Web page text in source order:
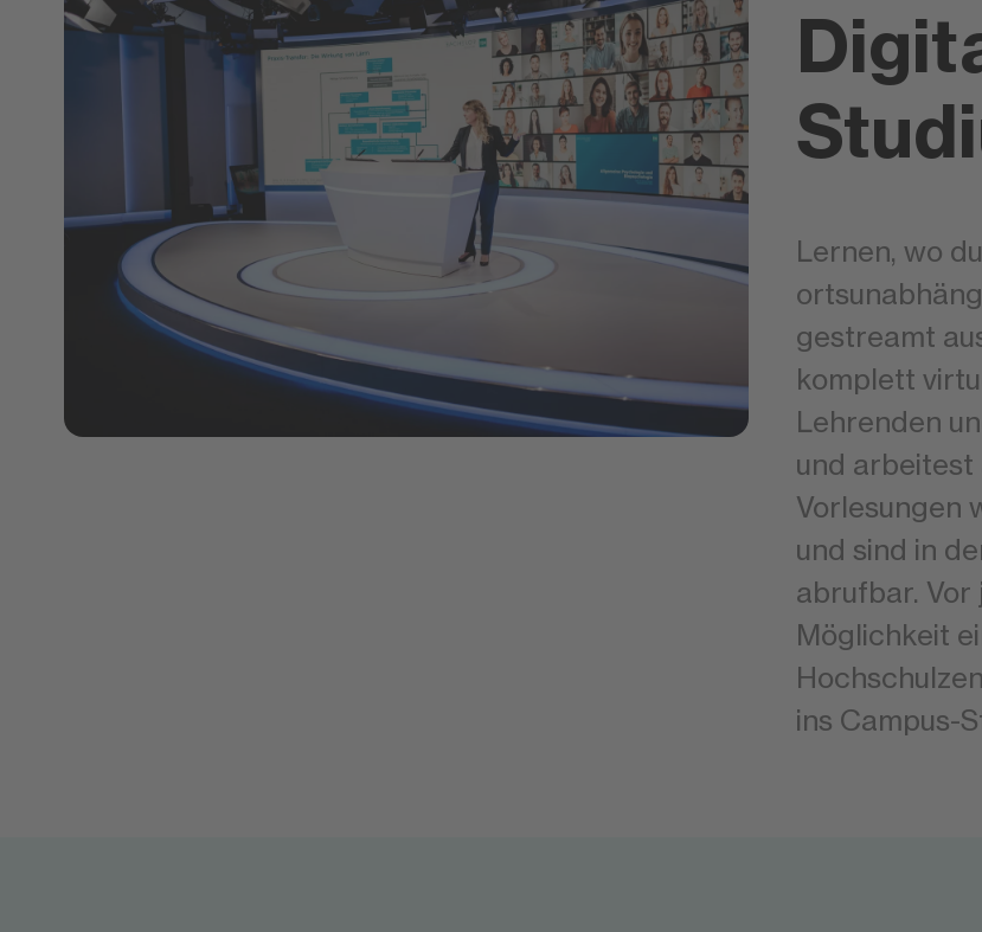
Lernen, wo
gestreamt
komplett
Lehrenden
und arbeitest
Vorlesungen
und sind in
abrufbar. Vor
Möglichkeit
ins Campus-